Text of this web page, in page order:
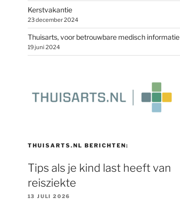
Kerstvakantie
23 december 2024
Thuisarts, voor betrouwbare medisch informatie
19 juni 2024
THUISARTS.NL BERICHTEN:
Tips als je kind last heeft van
reisziekte
13 JULI 2026